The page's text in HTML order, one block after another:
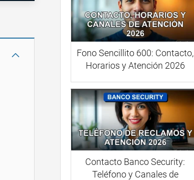
Fono Sencillito 600: Contacto,
Horarios y Atención 2026
Contacto Banco Security:
Teléfono y Canales de